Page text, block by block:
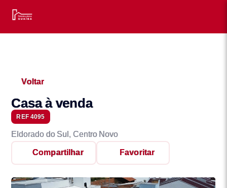
Voltar
Casa à venda
REF 4095
Eldorado do Sul, Centro Novo
Compartilhar Favoritar